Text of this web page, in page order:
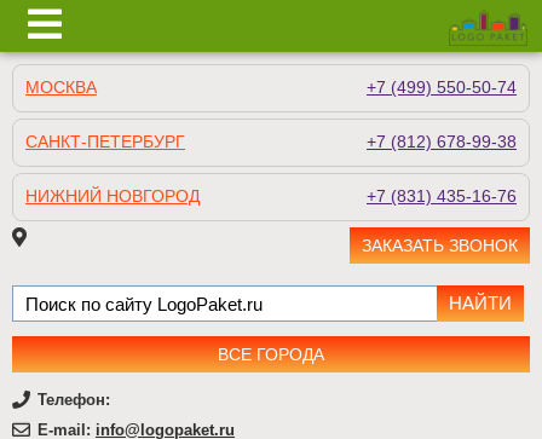
МОСКВА +7 (499) 550-50-74
САНКТ-ПЕТЕРБУРГ +7 (812) 678-99-38
НИЖНИЙ НОВГОРОД +7 (831) 435-16-76
ЗАКАЗАТЬ ЗВОНОК
ВСЕ ГОРОДА
Телефон:
E-mail: info@logopaket.ru